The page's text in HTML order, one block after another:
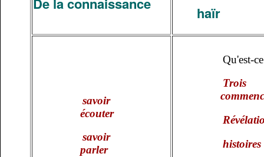
haïr
savoir
écouter
savoir
parler
Qu'est-
Trois